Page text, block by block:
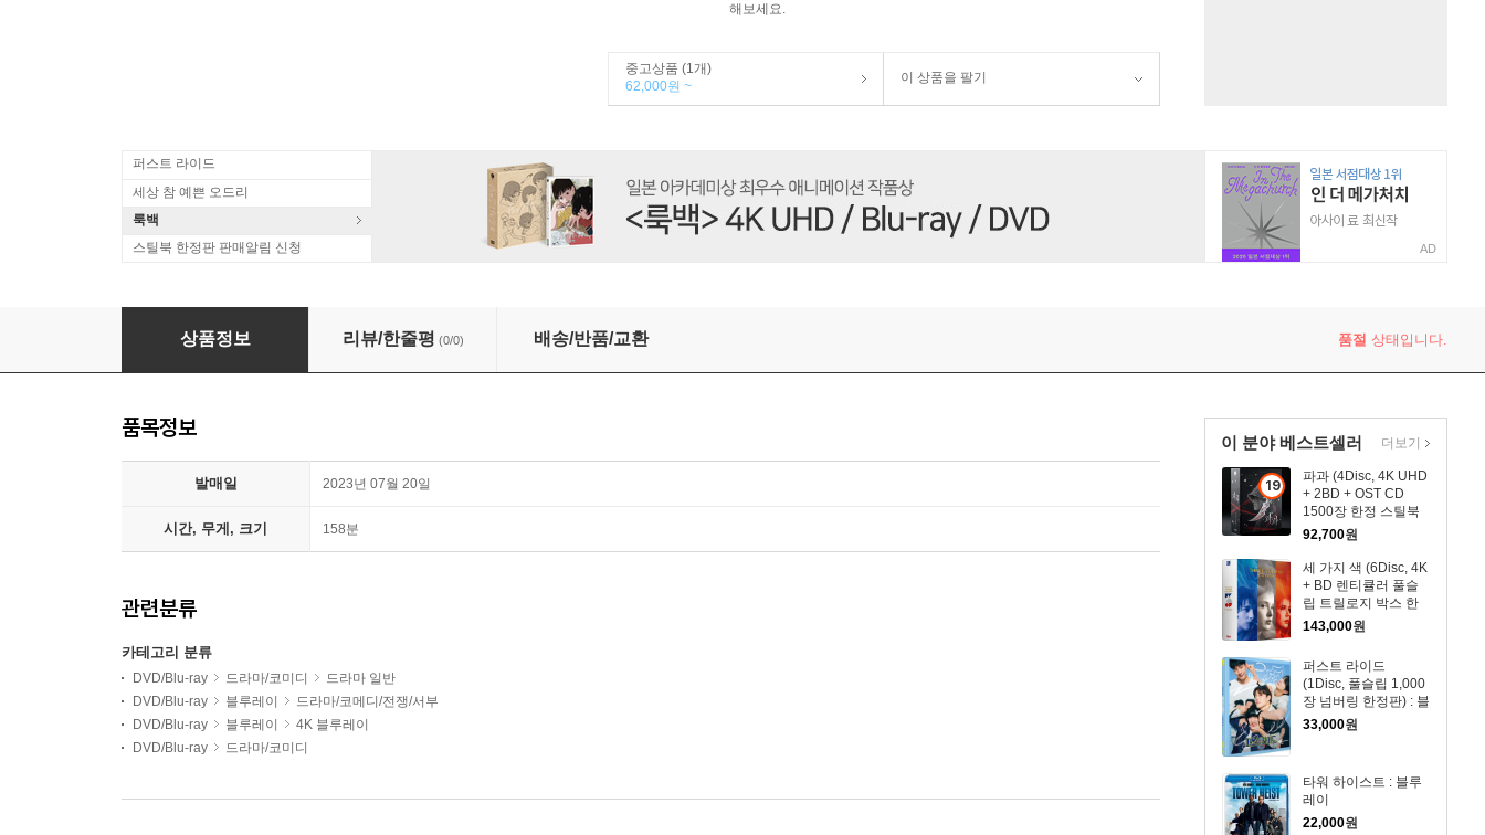
해보세요.
중고상품 (1개)
62,000원 ~
이 상품을 팔기
퍼스트 라이드
세상 참 예쁜 오드리
룩백
스틸북 한정판 판매알림 신청
AD
레미제라블 (2Disc, 4K UHD+BD 초도한정 슬립케이스) : 블루레이
상품정보 리뷰/한줄평 (0/0) 배송/반품/교환 품절 상태입니다.
이 분야 베스트셀러
19
세
이
상
품
파과 (4Disc, 4K UHD
+ 2BD + OST CD
1500장 한정 스틸북
한정판) : 블루레이
92,700원
세 가지 색 (6Disc, 4K
+ BD 렌티큘러 풀슬
립 트릴로지 박스 한
정판) : 블루레이
143,000원
퍼스트 라이드
(1Disc, 풀슬립 1,000
장 넘버링 한정판) : 블
루레이
33,000원
타워 하이스트 : 블루
레이
22,000원
더보기
품목정보
발매일 2023년 07월 20일
시간, 무게, 크기 158분
관련분류
카테고리 분류
DVD/Blu-ray 드라마/코미디
드라마 일반
DVD/Blu-ray
블루레이
드라마/코메디/전쟁/서부
DVD/Blu-ray
블루레이
4K 블루레이
DVD/Blu-ray
드라마/코미디